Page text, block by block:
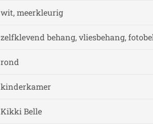
wit, meerkleurig
zelfklevend behang, vliesbehang,
rond
kinderkamer
Kikki Belle